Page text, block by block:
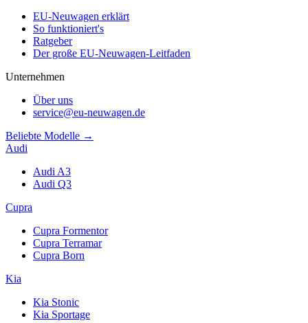
EU-Neuwagen erklärt
So funktioniert's
Ratgeber
Der große EU-Neuwagen-Leitfaden
Unternehmen
Über uns
service@eu-neuwagen.de
Beliebte Modelle →
Audi
Audi A3
Audi Q3
Cupra
Cupra Formentor
Cupra Terramar
Cupra Born
Kia
Kia Stonic
Kia Sportage